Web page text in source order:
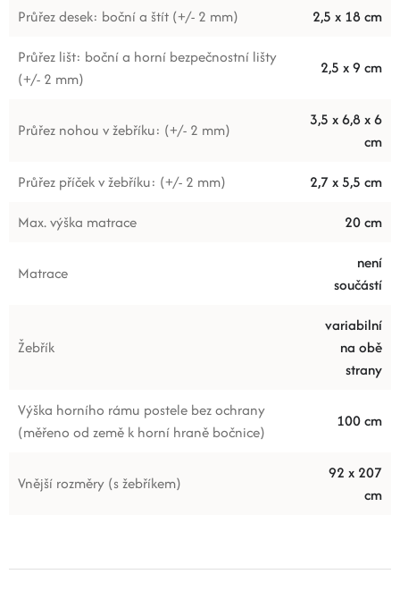
Průřez desek: boční a štít (+/- 2 mm)
2,5 x 18 cm
Průřez lišt: boční a horní bezpečnostní lišty
(+/- 2 mm)
2,5 x 9 cm
Průřez nohou v žebříku: (+/- 2 mm)
3,5 x 6,8 x 6
cm
Průřez příček v žebříku: (+/- 2 mm)
2,7 x 5,5 cm
Max. výška matrace
20 cm
Matrace
není
součástí
Žebřík
variabilní
na obě
strany
Výška horního rámu postele bez ochrany
(měřeno od země k horní hraně bočnice)
100 cm
Vnější rozměry (s žebříkem)
92 x 207
cm